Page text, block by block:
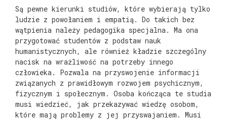
Są pewne kierunki studiów, które wybierają tylko
ludzie z powołaniem i empatią. Do takich bez
wątpienia należy pedagogika specjalna. Ma ona
przygotować studentów z podstaw nauk
humanistycznych, ale również kładzie szczególny
nacisk na wrażliwość na potrzeby innego
człowieka. Pozwala na przyswojenie informacji
związanych z prawidłowym rozwojem psychicznym,
fizycznym i społecznym. Osoba kończąca te studia
musi wiedzieć, jak przekazywać wiedzę osobom,
które mają problemy z jej przyswajaniem. Musi